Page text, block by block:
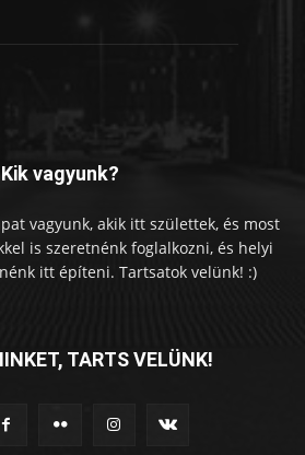
Kik vagyunk?
vagyunk, akik itt születtek, és most
is szeretnénk foglalkozni, és helyi
itt építeni. Tartsatok velünk! :)
TARTS VELÜNK!